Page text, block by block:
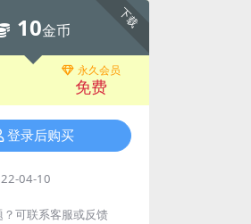
下载
10金币
永久会员
免费
登录后购买
04-10
可联系客服或反馈